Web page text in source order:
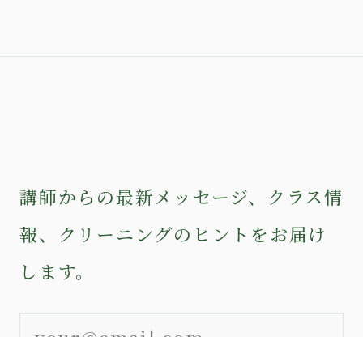
講師からの最新メッセージ、クラス情
報、クリーニングのヒントをお届け
します。